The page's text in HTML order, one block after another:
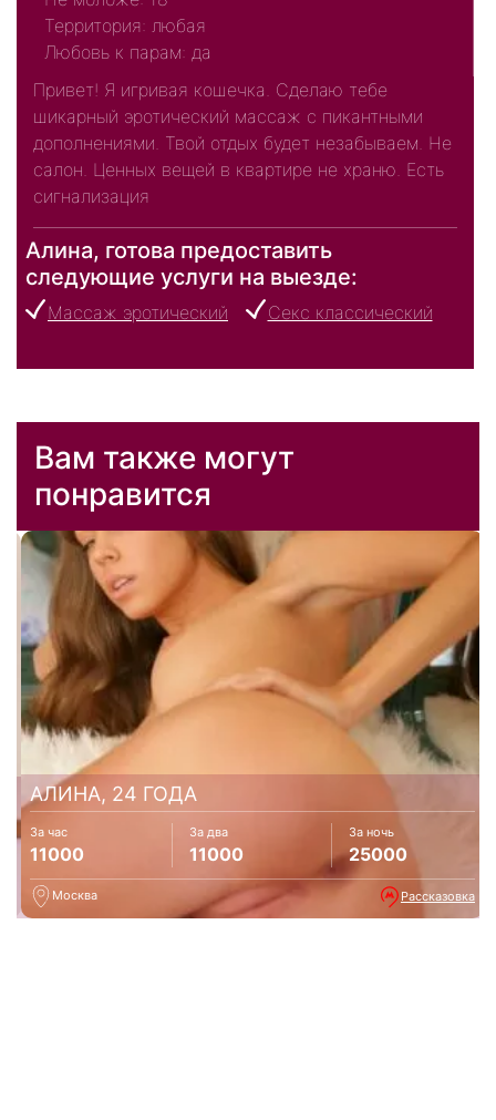
Территория: любая
Любовь к парам: да
Привет! Я игривая кошечка. Сделаю тебе
шикарный эротический массаж с пикантными
дополнениями. Твой отдых будет незабываем. Не
салон. Ценных вещей в квартире не храню. Есть
сигнализация
Алина, готова предоставить
следующие услуги на выезде:
Массаж эротический Секс классический
Вам также могут
понравится
АЛИНА, 24 ГОДА
За час
11000
За два
11000
За ночь
25000
Москва Рассказовка